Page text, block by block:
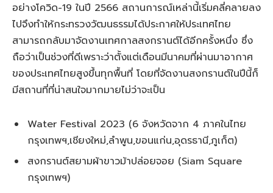
อย่างโควิด-19 ในปี 2566 สถานการณ์เหล่านี้เริ่มคลี่คลายลง
ไปจึงทำให้กระทรวงวัฒนธรรมได้ประกาศให้ประเทศไทย
สามารถกลับมาจัดงานเทศกาลสงกรานต์ได้อีกครั้งหนึ่ง ซึ่ง
ถือว่าเป็นช่วงที่ดีเพราะว่าตั้งแต่เดือนมีนาคมที่ผ่านมาอากาศ
ของประเทศไทยสูงขึ้นทุกพื้นที่ โดยที่จัดงานสงกรานต์ในปีนี้ก็
มีสถานที่ที่น่าสนใจมากมายไม่ว่าจะเป็น
Water Festival 2023 (6 จังหวัดจาก 4 ภาคในไทย
กรุงเทพฯ,เชียงใหม่,ลำพูน,ขอนแก่น,อุดรธานี,ภูเก็ต)
สงกรานต์สยามผ้าขาวม้าปล่อยจอย (Siam Square
กรุงเทพฯ)